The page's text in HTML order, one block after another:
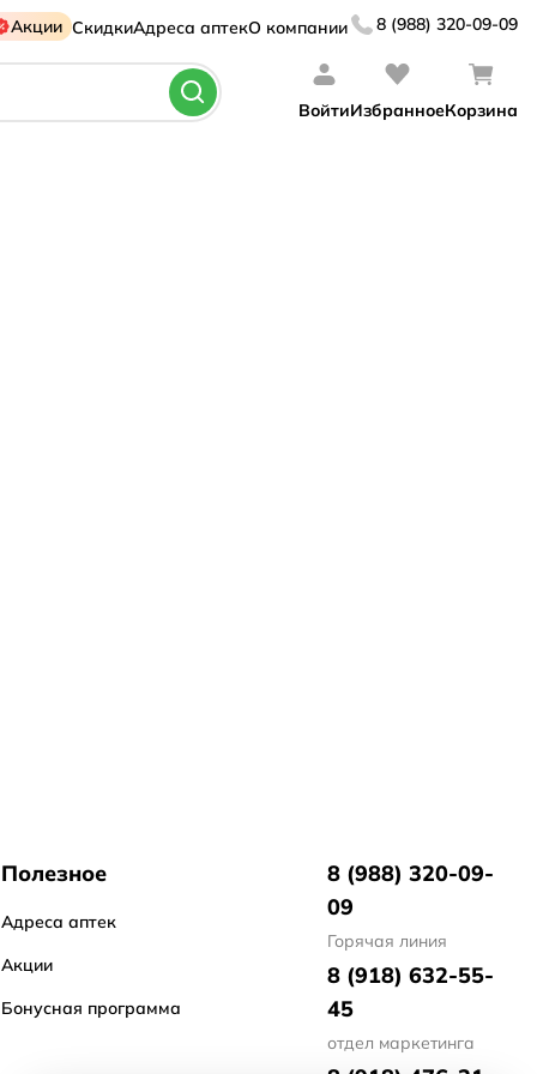
Акции СкидкиАдреса аптекО компании 8 (988) 320-09-09
ВойтиИзбранноеКорзина
Полезное
Адреса аптек
Акции
Бонусная программа
8 (988) 320-09-
09
Горячая линия
8 (918) 632-55-
45
отдел маркетинга